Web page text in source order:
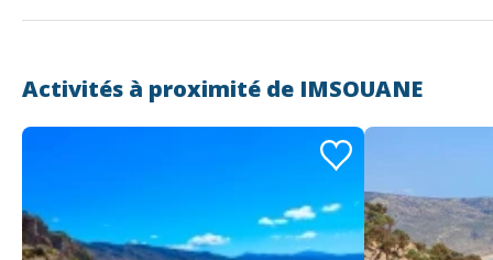
Activités à proximité de IMSOUANE